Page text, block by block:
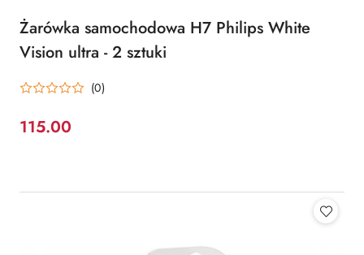
Żarówka samochodowa H7 Philips White
Vision ultra - 2 sztuki
(0)
Cena:
115.00